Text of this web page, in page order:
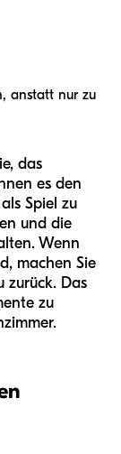
anstatt nur zu
das
es den
Spiel zu
und die
Wenn
machen Sie
zurück. Das
zu